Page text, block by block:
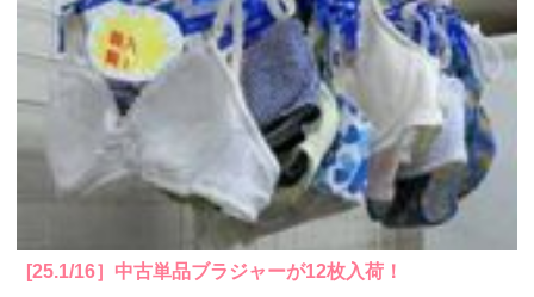
[25.1/16］中古単品ブラジャーが12枚入荷！